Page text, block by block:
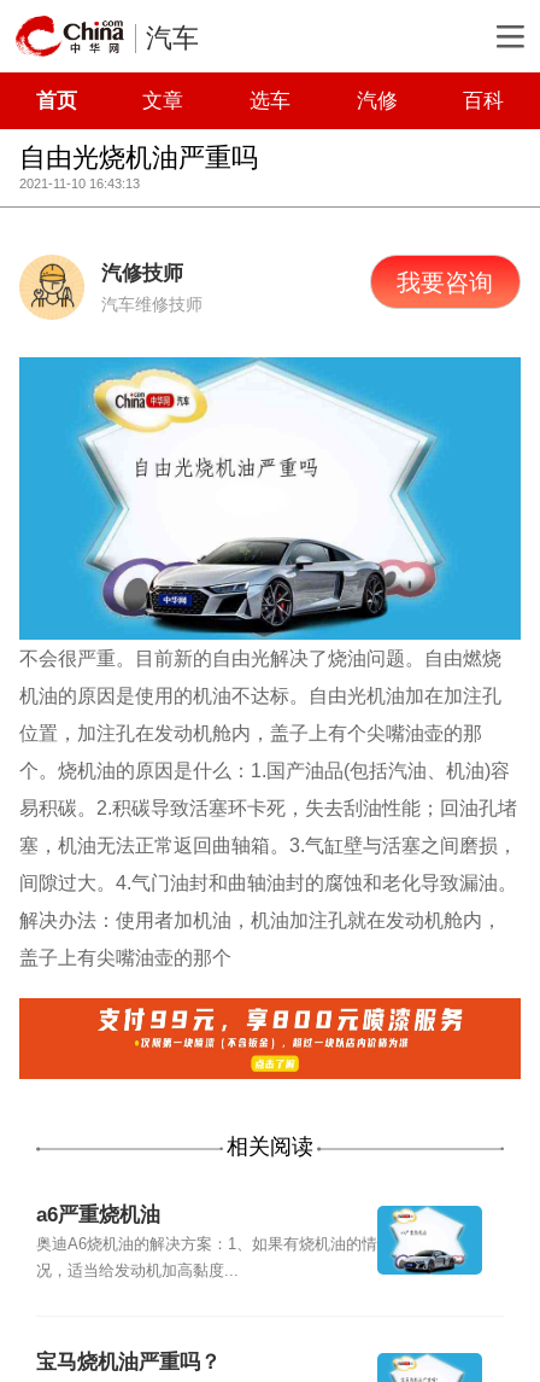
汽车
首页 文章 选车 汽修 百科
自由光烧机油严重吗
2021-11-10 16:43:13
汽修技师
汽车维修技师
我要咨询
不会很严重。目前新的自由光解决了烧油问题。自由燃烧
机油的原因是使用的机油不达标。自由光机油加在加注孔
位置，加注孔在发动机舱内，盖子上有个尖嘴油壶的那
个。烧机油的原因是什么：1.国产油品(包括汽油、机油)容
易积碳。2.积碳导致活塞环卡死，失去刮油性能；回油孔堵
塞，机油无法正常返回曲轴箱。3.气缸壁与活塞之间磨损，
间隙过大。4.气门油封和曲轴油封的腐蚀和老化导致漏油。
解决办法：使用者加机油，机油加注孔就在发动机舱内，
盖子上有尖嘴油壶的那个
相关阅读
a6严重烧机油
奥迪A6烧机油的解决方案：1、如果有烧机油的情
况，适当给发动机加高黏度...
宝马烧机油严重吗？